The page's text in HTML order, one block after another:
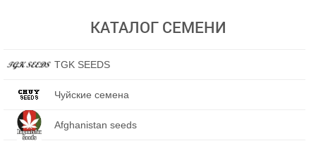
КАТАЛОГ СЕМЕНИ
TGK SEEDS
Чуйские семена
Afghanistan seeds